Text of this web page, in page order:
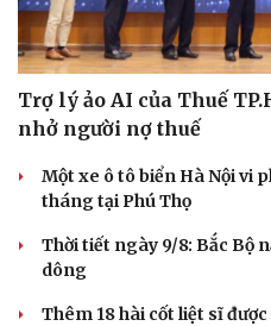
Trợ lý ảo AI của Thuế
nhở người nợ thuế
Một xe ô tô biển Hà Nội vi
tháng tại Phú Thọ
Thời tiết ngày 9/8: Bắc Bộ
dông
Thêm 18 hài cốt liệt sĩ